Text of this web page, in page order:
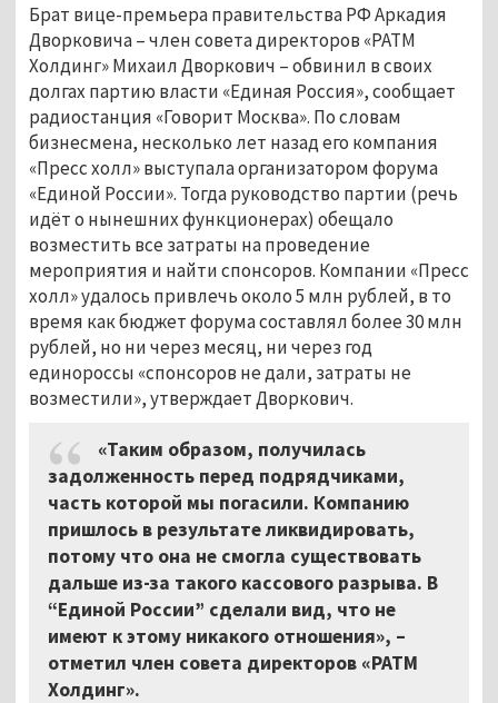
Брат вице-премьера правительства РФ Аркадия
Дворковича – член совета директоров «РАТМ
Холдинг» Михаил Дворкович – обвинил в своих
долгах партию власти «Единая Россия», сообщает
радиостанция «Говорит Москва». По словам
бизнесмена, несколько лет назад его компания
«Пресс холл» выступала организатором форума
«Единой России». Тогда руководство партии (речь
идёт о нынешних функционерах) обещало
возместить все затраты на проведение
мероприятия и найти спонсоров. Компании «Пресс
холл» удалось привлечь около 5 млн рублей, в то
время как бюджет форума составлял более 30 млн
рублей, но ни через месяц, ни через год
единороссы «спонсоров не дали, затраты не
возместили», утверждает Дворкович.
«Таким образом, получилась
задолженность перед подрядчиками,
часть которой мы погасили. Компанию
пришлось в результате ликвидировать,
потому что она не смогла существовать
дальше из-за такого кассового разрыва. В
“Единой России” сделали вид, что не
имеют к этому никакого отношения», –
отметил член совета директоров «РАТМ
Холдинг».